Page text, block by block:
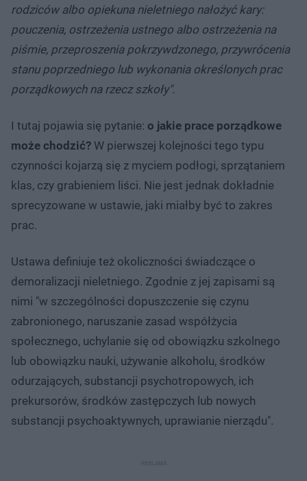
rodziców albo opiekuna nieletniego nałożyć kary:
pouczenia, ostrzeżenia ustnego albo ostrzeżenia na
piśmie, przeproszenia pokrzywdzonego, przywrócenia
stanu poprzedniego lub wykonania określonych prac
porządkowych na rzecz szkoły".
I tutaj pojawia się pytanie: o jakie prace porządkowe
może chodzić? W pierwszej kolejności tego typu
czynności kojarzą się z myciem podłogi, sprzątaniem
klas, czy grabieniem liści. Nie jest jednak dokładnie
sprecyzowane w ustawie, jaki miałby być to zakres
prac.
Ustawa definiuje też okoliczności świadczące o
demoralizacji nieletniego. Zgodnie z jej zapisami są
nimi "w szczególności dopuszczenie się czynu
zabronionego, naruszanie zasad współżycia
społecznego, uchylanie się od obowiązku szkolnego
lub obowiązku nauki, używanie alkoholu, środków
odurzających, substancji psychotropowych, ich
prekursorów, środków zastępczych lub nowych
substancji psychoaktywnych, uprawianie nierządu".